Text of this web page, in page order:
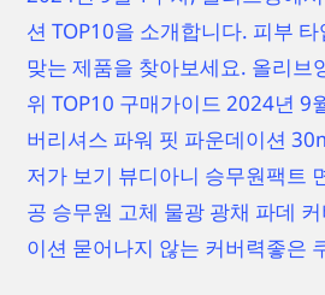
션 TOP10을 소개합니다. 피부
맞는 제품을 찾아보세요. 올리브
위 TOP10 구매가이드 2024년 9
버리셔스 파워 핏 파운데이션
저가 보기 뷰디아니 승무원팩트
공 승무원 고체 물광 광채 파데
이션 묻어나지 않는 커버력좋은